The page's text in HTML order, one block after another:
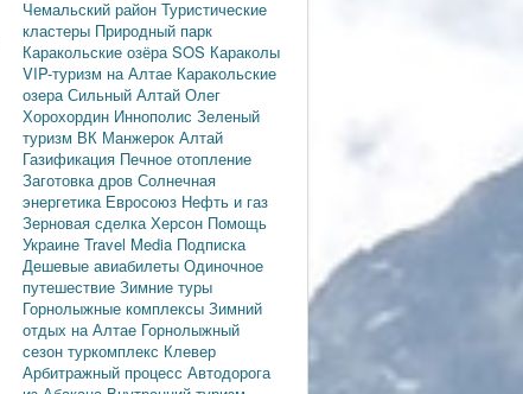
Чемальский район Туристические
кластеры Природный парк
Каракольские озёраSOS Караколы
VIP-туризм на Алтае Каракольские
озераСильный Алтай Олег
Хорохордин Иннополис Зеленый
туризм ВК Манжерок Алтай
Газификация Печное отопление
Заготовка дров Солнечная
энергетика Евросоюз Нефть и газ
Зерновая сделкаХерсон Помощь
Украине Travel Media Подписка
Дешевые авиабилеты Одиночное
путешествие Зимние туры
Горнолыжные комплексы Зимний
отдых на Алтае Горнолыжный
сезон туркомплекс Клевер
Арбитражный процесс Автодорога